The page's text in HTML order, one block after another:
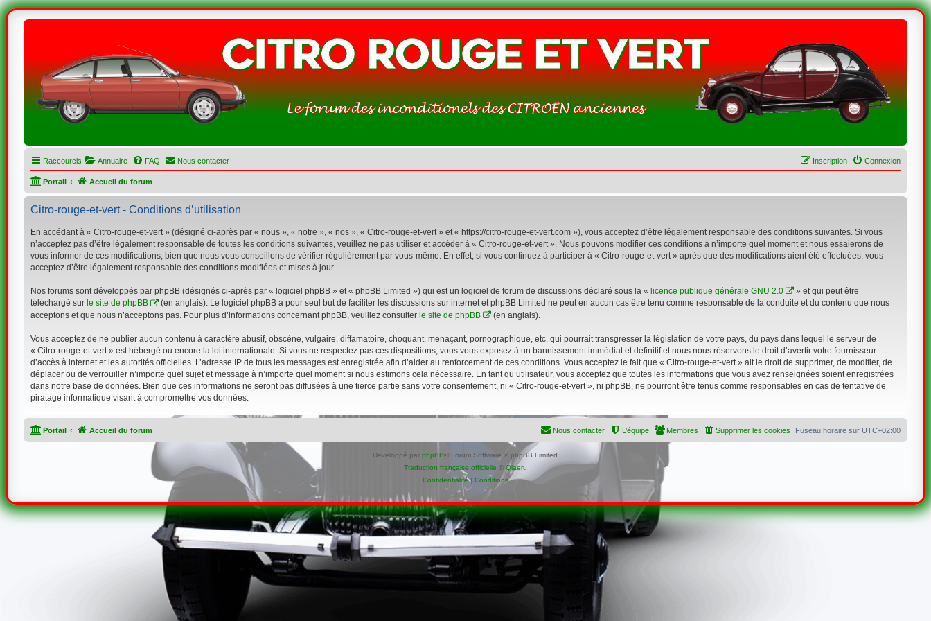
Raccourcis Annuaire FAQ Nous contacter Connexion
Inscription
Portail Accueil du forum
Citro-rouge-et-vert - Conditions d’utilisation
En accédant à « Citro-rouge-et-vert » (désigné ci-après par « nous », « notre », « nos », « Citro-rouge-et-vert » et « https://citro-rouge-et-vert.com »), vous acceptez d’être légalement responsable des conditions suivantes. Si vous
n’acceptez pas d’être légalement responsable de toutes les conditions suivantes, veuillez ne pas utiliser et accéder à « Citro-rouge-et-vert ». Nous pouvons modifier ces conditions à n’importe quel moment et nous essaierons de
vous informer de ces modifications, bien que nous vous conseillons de vérifier régulièrement par vous-même. En effet, si vous continuez à participer à « Citro-rouge-et-vert » après que des modifications aient été effectuées, vous
acceptez d’être légalement responsable des conditions modifiées et mises à jour.
Nos forums sont développés par phpBB (désignés ci-après par « logiciel phpBB » et « phpBB Limited ») qui est un logiciel de forum de discussions déclaré sous la « licence publique générale GNU 2.0
» et qui peut être
téléchargé sur le site de phpBB
(en anglais). Le logiciel phpBB a pour seul but de faciliter les discussions sur internet et phpBB Limited ne peut en aucun cas être tenu comme responsable de la conduite et du contenu que nous
acceptons et que nous n’acceptons pas. Pour plus d’informations concernant phpBB, veuillez consulter le site de phpBB (en anglais).
Vous acceptez de ne publier aucun contenu à caractère abusif, obscène, vulgaire, diffamatoire, choquant, menaçant, pornographique, etc. qui pourrait transgresser la législation de votre pays, du pays dans lequel le serveur de
« Citro-rouge-et-vert » est hébergé ou encore la loi internationale. Si vous ne respectez pas ces dispositions, vous vous exposez à un bannissement immédiat et définitif et nous nous réservons le droit d’avertir votre fournisseur
d’accès à internet et les autorités officielles. L’adresse IP de tous les messages est enregistrée afin d’aider au renforcement de ces conditions. Vous acceptez le fait que « Citro-rouge-et-vert » ait le droit de supprimer, de modifier, de
déplacer ou de verrouiller n’importe quel sujet et message à n’importe quel moment si nous estimons cela nécessaire. En tant qu’utilisateur, vous acceptez que toutes les informations que vous avez renseignées soient enregistrées
dans notre base de données. Bien que ces informations ne seront pas diffusées à une tierce partie sans votre consentement, ni « Citro-rouge-et-vert », ni phpBB, ne pourront être tenus comme responsables en cas de tentative de
piratage informatique visant à compromettre vos données.
Portail Accueil du forum Fuseau horaire sur UTC+02:00
Supprimer les cookies
Membres
L’équipe
Nous contacter
Développé parphpBB® Forum Software © phpBB Limited
Traduction française officielle © Qiaeru
Confidentialité| Conditions